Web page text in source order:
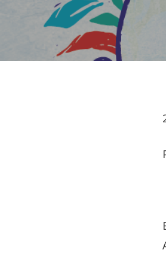
Hit enter to search or